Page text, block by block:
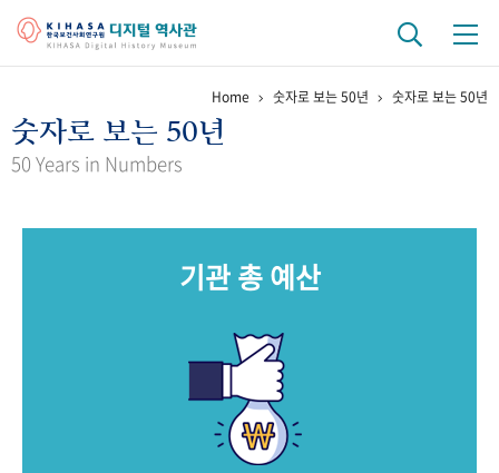
걸어온 길 기관 변천사 역대 기관장
키워드로 보는 연구 역사
문서 기록물 행정박물
Home 숫자로 보는 50년 숫자로 보는 50년
숫자로 보는 50년
50 Years in Numbers
기관 총 예산